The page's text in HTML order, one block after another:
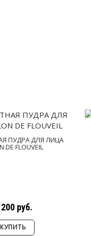
ПУДРА ДЛЯ ЛИЦА
DE FLOUVEIL
руб.
КУПИТЬ